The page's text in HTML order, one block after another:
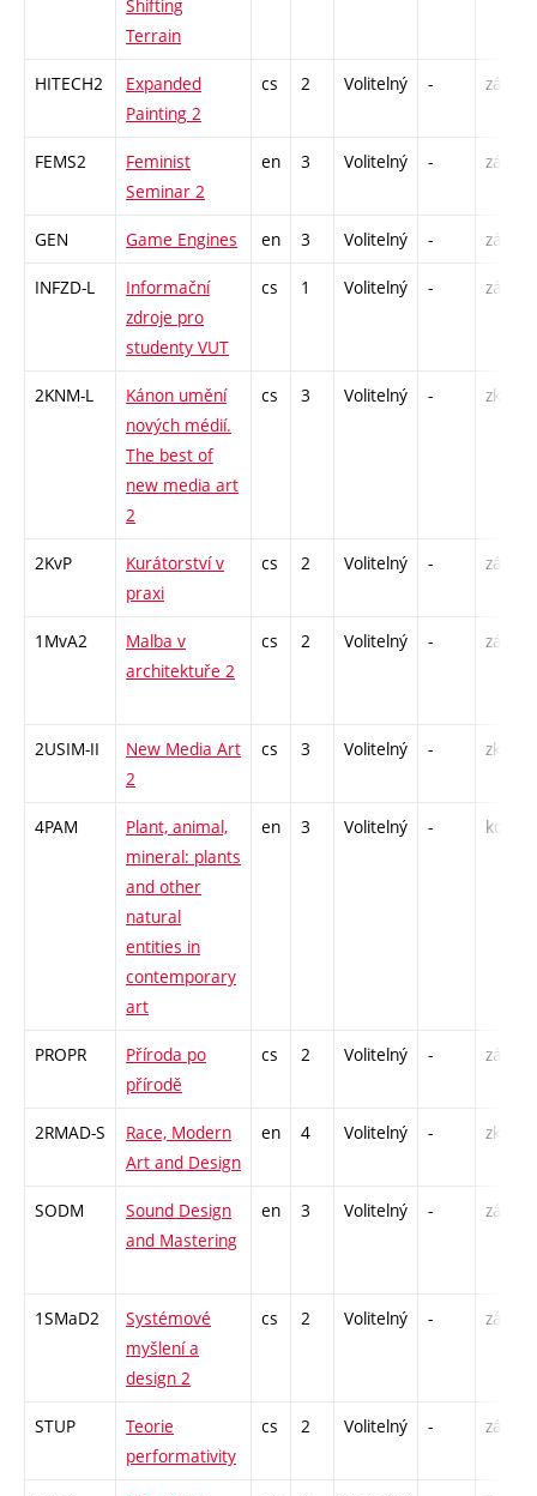
Shifting
Terrain
HITECH2
Expanded
Painting 2
cs 2 Volitelný - zá
FEMS2
Feminist
Seminar 2
en 3 Volitelný - zá
GEN Game Engines en 3 Volitelný - zá
INFZD-L
Informační
zdroje pro
studenty VUT
cs 1 Volitelný - zá
2KNM-L
Kánon umění
nových médií.
The best of
new media art
2
cs 3 Volitelný - zk
2KvP
Kurátorství v
praxi
cs 2 Volitelný - zá
1MvA2
Malba v
architektuře 2
cs 2 Volitelný - zá
2USIM-II
New Media Art
2
cs 3 Volitelný - zk
4PAM
Plant, animal,
mineral: plants
and other
natural
entities in
contemporary
art
en 3 Volitelný - kol
PROPR
Příroda po
přírodě
cs 2 Volitelný - zá
2RMAD-S
Race, Modern
Art and Design
en 4 Volitelný - zk
SODM
Sound Design
and Mastering
en 3 Volitelný - zá
1SMaD2
Systémové
myšlení a
design 2
cs 2 Volitelný - zá
STUP
Teorie
performativity
cs 2 Volitelný - zá